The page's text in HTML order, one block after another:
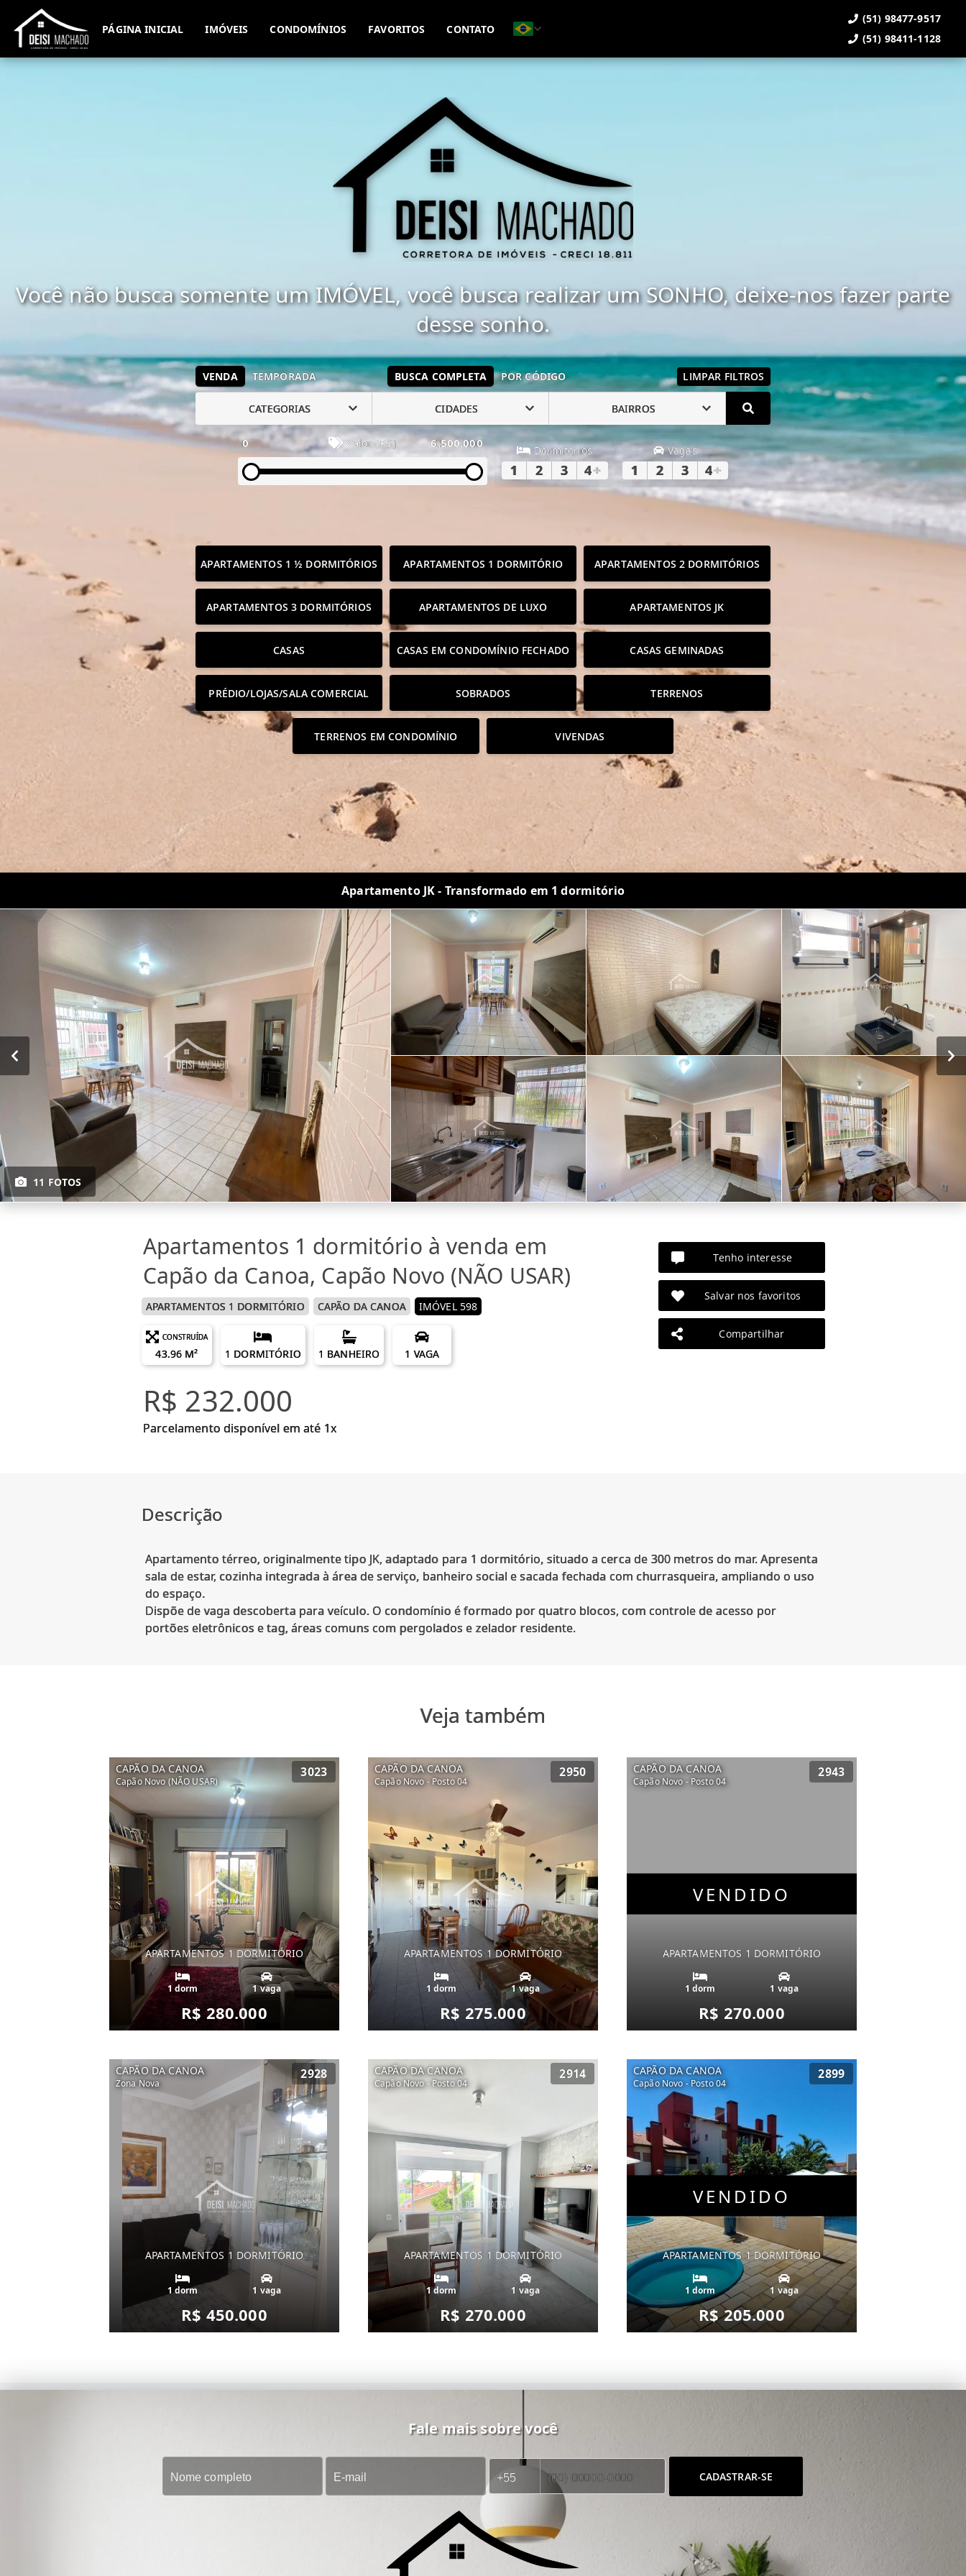
(51) 98477-9517 (51) 98411-1128
PÁGINA INICIAL IMÓVEIS CONDOMÍNIOS FAVORITOS CONTATO
(51) 98477-9517
(51) 98411-1128
Você não busca somente um IMÓVEL, você busca realizar um SONHO, deixe-nos fazer parte
desse sonho.
VENDA TEMPORADA BUSCA COMPLETA POR CÓDIGO LIMPAR FILTROS
CATEGORIAS CIDADES BAIRROS
0 Valor (R$) 6.500.000 Dormitórios
1 2 3 4+
Vagas
1 2 3 4+
APARTAMENTOS 1 ½ DORMITÓRIOS APARTAMENTOS 1 DORMITÓRIO APARTAMENTOS 2 DORMITÓRIOS
APARTAMENTOS 3 DORMITÓRIOS APARTAMENTOS DE LUXO APARTAMENTOS JK
CASAS CASAS EM CONDOMÍNIO FECHADO CASAS GEMINADAS
PRÉDIO/LOJAS/SALA COMERCIAL SOBRADOS TERRENOS
TERRENOS EM CONDOMÍNIO VIVENDAS
Apartamento JK - Transformado em 1 dormitório
11 FOTOS
Apartamentos 1 dormitório à venda em
Capão da Canoa, Capão Novo (NÃO USAR)
APARTAMENTOS 1 DORMITÓRIO CAPÃO DA CANOA IMÓVEL 598
CONSTRUÍDA
43.96 M² 1 DORMITÓRIO 1 BANHEIRO 1 VAGA
R$ 232.000
Parcelamento disponível em até 1x
Tenho interesse
Salvar nos favoritos
Compartilhar
Descrição
Apartamento térreo, originalmente tipo JK, adaptado para 1 dormitório, situado a cerca de 300 metros do mar. Apresenta
sala de estar, cozinha integrada à área de serviço, banheiro social e sacada fechada com churrasqueira, ampliando o uso
do espaço.
Dispõe de vaga descoberta para veículo. O condomínio é formado por quatro blocos, com controle de acesso por
Veja também
CAPÃO DA CANOA
Capão Novo (NÃO USAR)
3023
APARTAMENTOS 1 DORMITÓRIO
1 dorm 1 vaga
R$ 280.000
CAPÃO DA CANOA
Capão Novo - Posto 04
2950
APARTAMENTOS 1 DORMITÓRIO
1 dorm 1 vaga
R$ 275.000
VENDIDO
CAPÃO DA CANOA
Capão Novo - Posto 04
2943
APARTAMENTOS 1 DORMITÓRIO
1 dorm 1 vaga
R$ 270.000
CAPÃO DA CANOA
Zona Nova
2928
APARTAMENTOS 1 DORMITÓRIO
1 dorm 1 vaga
R$ 450.000
CAPÃO DA CANOA
Capão Novo - Posto 04
2914
APARTAMENTOS 1 DORMITÓRIO
1 dorm 1 vaga
R$ 270.000
VENDIDO
CAPÃO DA CANOA
Capão Novo - Posto 04
2899
APARTAMENTOS 1 DORMITÓRIO
1 dorm 1 vaga
R$ 205.000
Fale mais sobre você
CADASTRAR-SE